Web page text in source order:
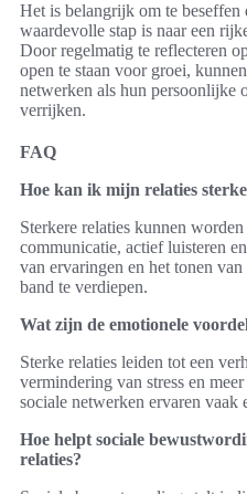
Het is belangrijk om te beseffen
waardevolle stap is naar een
Door regelmatig te reflecteren
open te staan voor groei,
netwerken als hun
verrijken.
FAQ
Hoe kan ik mijn relaties
Sterkere relaties kunnen
communicatie, actief luisteren
van ervaringen en het tonen
band te verdiepen.
Wat zijn de emotionele
Sterke relaties leiden tot een
vermindering van stress en
sociale netwerken ervaren vaak
Hoe helpt sociale
relaties?